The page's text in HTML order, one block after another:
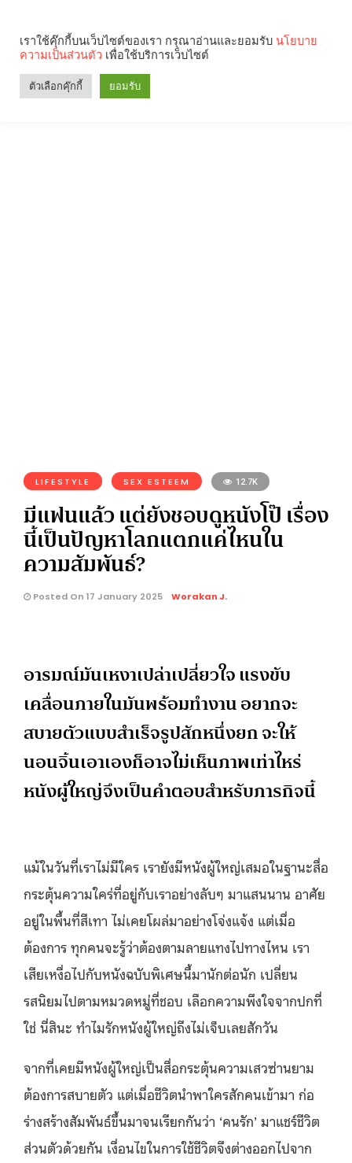
LIFESTYLE SEX ESTEEM 12.7K
มีแฟนแล้ว แต่ยังชอบดูหนังโป๊ เรื่อง
นี้เป็นปัญหาโลกแตกแค่ไหนใน
ความสัมพันธ์?
Posted On 17 January 2025 Worakan J.
อารมณ์มันเหงาเปล่าเปลี่ยวใจ แรงขับ
เคลื่อนภายในมันพร้อมทำงาน อยากจะ
สบายตัวแบบสำเร็จรูปสักหนึ่งยก จะให้
นอนจิ้นเอาเองก็อาจไม่เห็นภาพเท่าไหร่
หนังผู้ใหญ่จึงเป็นคำตอบสำหรับภารกิจนี้
แม้ในวันที่เราไม่มีใคร เรายังมีหนังผู้ใหญ่เสมอในฐานะสื่อ
กระตุ้นความใคร่ที่อยู่กับเราอย่างลับๆ มาแสนนาน อาศัย
อยู่ในพื้นที่สีเทา ไม่เคยโผล่มาอย่างโจ่งแจ้ง แต่เมื่อ
ต้องการ ทุกคนจะรู้ว่าต้องตามลายแทงไปทางไหน เรา
เสียเหงื่อไปกับหนังฉบับพิเศษนี้มานักต่อนัก เปลี่ยน
รสนิยมไปตามหมวดหมู่ที่ชอบ เลือกความพึงใจจากปกที่
ใช่ นี่สินะ ทำไมรักหนังผู้ใหญ่ถึงไม่เจ็บเลยสักวัน
จากที่เคยมีหนังผู้ใหญ่เป็นสื่อกระตุ้นความเสวซ่านยาม
ต้องการสบายตัว แต่เมื่อชีวิตนำพาใครสักคนเข้ามา ก่อ
ร่างสร้างสัมพันธ์ขึ้นมาจนเรียกกันว่า ‘คนรัก’ มาแชร์ชีวิต
ส่วนตัวด้วยกัน เงื่อนไขในการใช้ชีวิตจึงต่างออกไปจาก
เราใช้คุ๊กกี้บนเว็บไซต์ของเรา กรุณาอ่านและยอมรับ นโยบาย
ความเป็นส่วนตัว เพื่อใช้บริการเว็บไซต์
ตัวเลือกคุ๊กกี้ ยอมรับ